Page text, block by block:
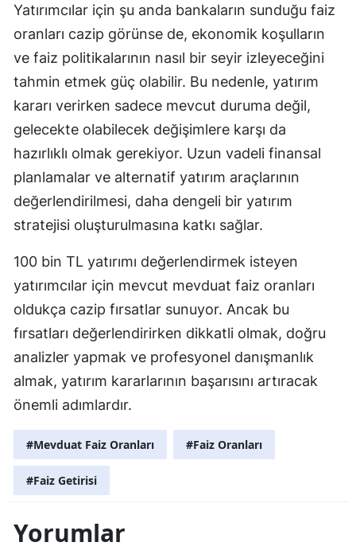
Yatırımcılar için şu anda bankaların sunduğu faiz
oranları cazip görünse de, ekonomik koşulların
ve faiz politikalarının nasıl bir seyir izleyeceğini
tahmin etmek güç olabilir. Bu nedenle, yatırım
kararı verirken sadece mevcut duruma değil,
gelecekte olabilecek değişimlere karşı da
hazırlıklı olmak gerekiyor. Uzun vadeli finansal
planlamalar ve alternatif yatırım araçlarının
değerlendirilmesi, daha dengeli bir yatırım
stratejisi oluşturulmasına katkı sağlar.
100 bin TL yatırımı değerlendirmek isteyen
yatırımcılar için mevcut mevduat faiz oranları
oldukça cazip fırsatlar sunuyor. Ancak bu
fırsatları değerlendirirken dikkatli olmak, doğru
analizler yapmak ve profesyonel danışmanlık
almak, yatırım kararlarının başarısını artıracak
önemli adımlardır.
#Mevduat Faiz Oranları #Faiz Oranları
#Faiz Getirisi
Yorumlar